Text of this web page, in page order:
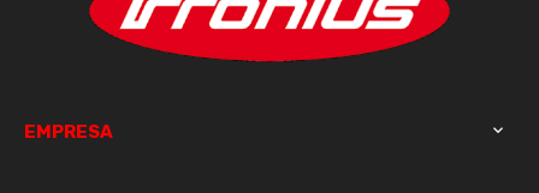
EMPRESA 